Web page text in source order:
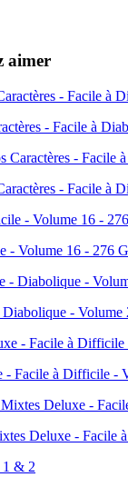
aimer
- Facile à
- Facile à
- Volume 16 - 276
- Volume
Facile à Difficile -
Deluxe - Facile